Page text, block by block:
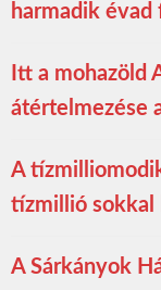
harmadik évad
Itt a mohazöld
átértelmezése
A
tízmillió sokkal
A Sárkányok